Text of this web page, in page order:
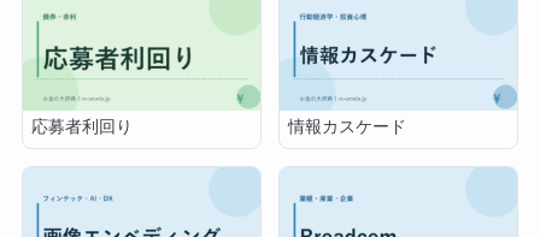
応募者利回り 情報カスケード